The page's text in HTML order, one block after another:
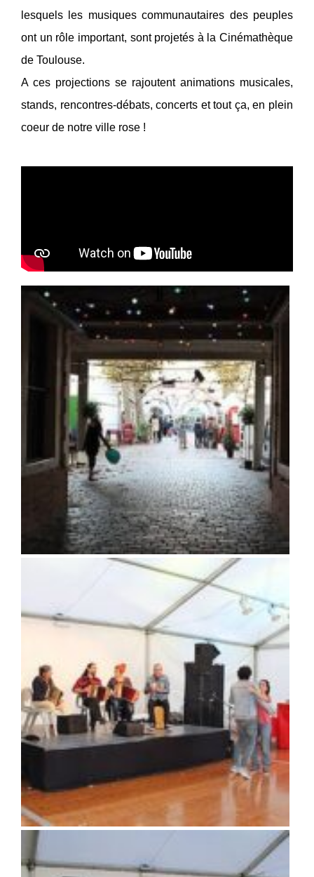
lesquels les musiques communautaires des peuples
ont un rôle important, sont projetés à la Cinémathèque
de Toulouse.
A ces projections se rajoutent animations musicales,
stands, rencontres-débats, concerts et tout ça, en plein
coeur de notre ville rose !